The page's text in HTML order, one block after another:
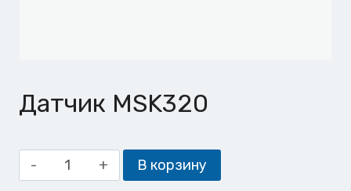
Датчик MSK320
Количество
товара
В корзину